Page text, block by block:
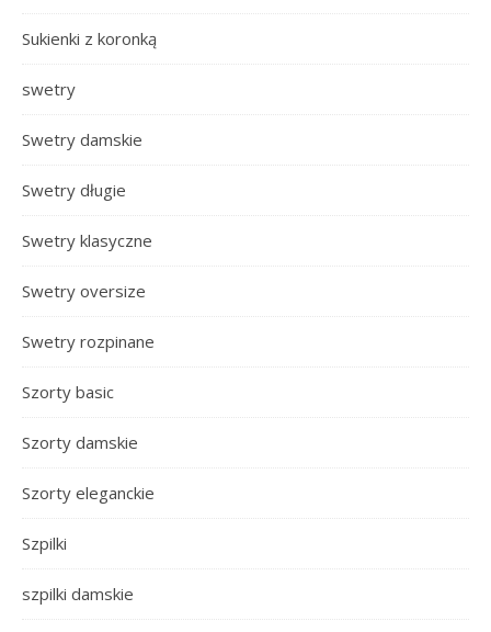
Sukienki z koronką
swetry
Swetry damskie
Swetry długie
Swetry klasyczne
Swetry oversize
Swetry rozpinane
Szorty basic
Szorty damskie
Szorty eleganckie
Szpilki
szpilki damskie